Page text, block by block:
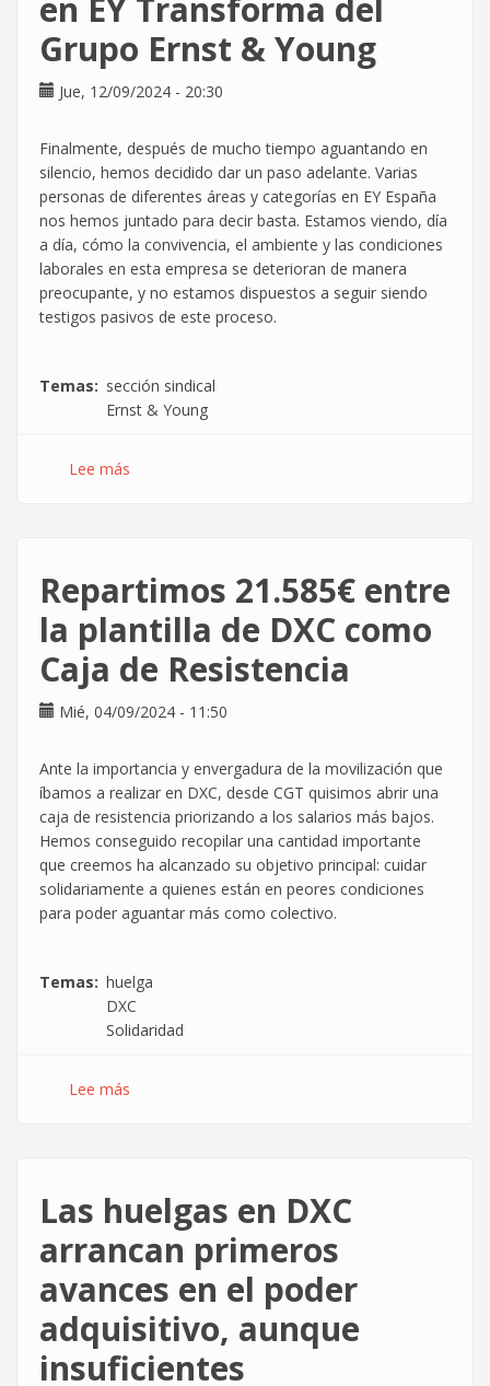
en EY Transforma del
Grupo Ernst & Young
Jue, 12/09/2024 - 20:30
Finalmente, después de mucho tiempo aguantando en
silencio, hemos decidido dar un paso adelante. Varias
personas de diferentes áreas y categorías en EY España
nos hemos juntado para decir basta. Estamos viendo, día
a día, cómo la convivencia, el ambiente y las condiciones
laborales en esta empresa se deterioran de manera
preocupante, y no estamos dispuestos a seguir siendo
testigos pasivos de este proceso.
Temas
sección sindical
Ernst & Young
Lee más
EY
Transforma
del
Grupo
Ernst
&
Repartimos 21.585€ entre
la plantilla de DXC como
Caja de Resistencia
Mié, 04/09/2024 - 11:50
Ante la importancia y envergadura de la movilización que
íbamos a realizar en DXC, desde CGT quisimos abrir una
caja de resistencia priorizando a los salarios más bajos.
Hemos conseguido recopilar una cantidad importante
que creemos ha alcanzado su objetivo principal: cuidar
solidariamente a quienes están en peores condiciones
para poder aguantar más como colectivo.
Temas
huelga
DXC
Solidaridad
Lee más
plantilla
DXC
como
Caja
de
Resistencia
Las huelgas en DXC
arrancan primeros
avances en el poder
adquisitivo, aunque
insuficientes